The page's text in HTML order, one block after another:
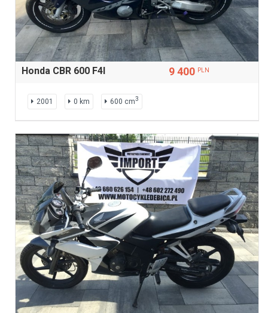
Honda CBR 600 F4I 9 400 PLN
2001 0 km 600 cm3